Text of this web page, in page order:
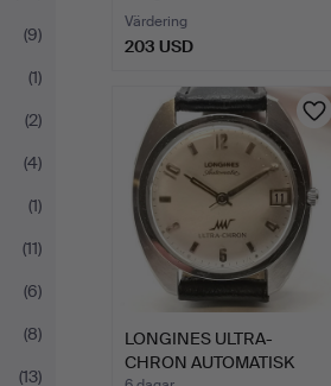
(9)
(1)
(2)
(4)
(1)
(11)
(6)
(8)
(13)
Värdering
203 USD
LONGINES ULTRA-
CHRON AUTOMATISK